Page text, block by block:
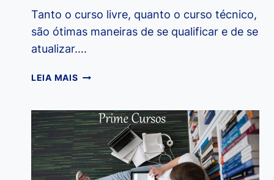
Tanto o curso livre, quanto o curso técnico,
são ótimas maneiras de se qualificar e de se
atualizar….
LEIA MAISQUAL
ENTRE
CURSO
LIVRE
E
CURSO